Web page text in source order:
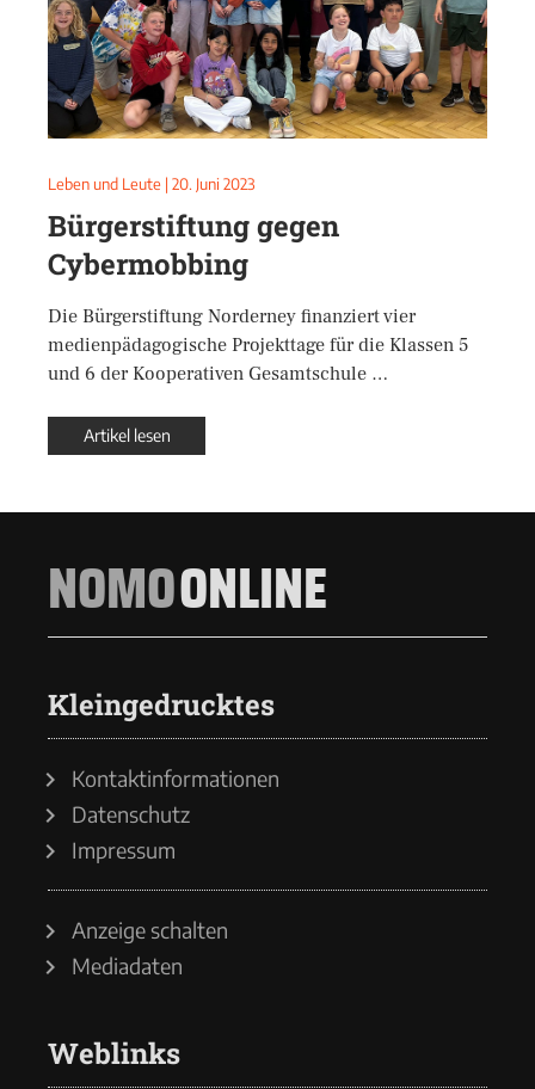
Leben und Leute | 20. Juni 2023
Bürgerstiftung gegen
Cybermobbing
Die Bürgerstiftung Norderney finanziert vier
medienpädagogische Projekttage für die Klassen 5
und 6 der Kooperativen Gesamtschule …
Artikel lesen
NOMOONLINE
Kleingedrucktes
Kontaktinformationen
Datenschutz
Impressum
Anzeige schalten
Mediadaten
Weblinks